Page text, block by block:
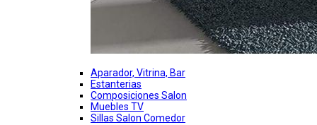
Aparador, Vitrina, Bar
Estanterias
Composiciones Salon
Muebles TV
Sillas Salon Comedor